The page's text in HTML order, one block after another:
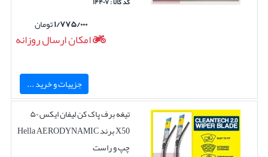
۱/۷۷۵/۰۰۰تومان
امکان ارسال روزانه
جزییات و خرید ...
تیغه برف پاک کن لیفان ایکس ۵۰
X50 برند Hella AERODYNAMIC
چپ و راست